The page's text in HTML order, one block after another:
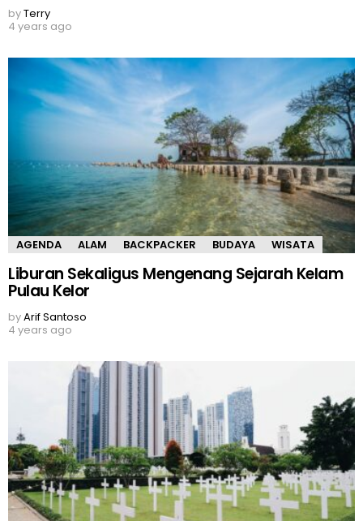
byTerry
4 years ago
AGENDA ALAM BACKPACKER BUDAYA WISATA
Liburan Sekaligus Mengenang Sejarah Kelam
Pulau Kelor
byArif Santoso
4 years ago